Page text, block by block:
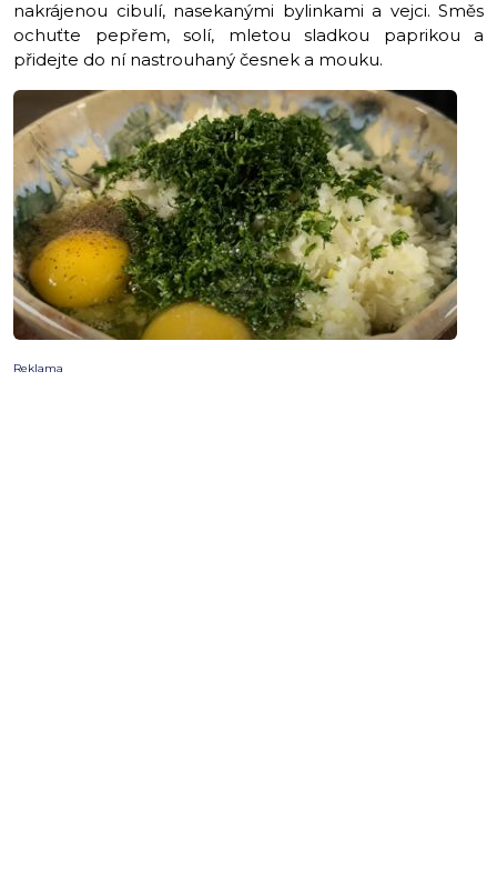
nakrájenou cibulí, nasekanými bylinkami a vejci. Směs
ochuťte pepřem, solí, mletou sladkou paprikou a
přidejte do ní nastrouhaný česnek a mouku.
Reklama